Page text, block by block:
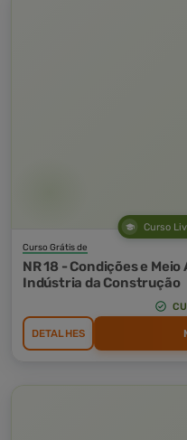
Curso
Curso Grátis de
NR 18 - Condições e
Indústria da Construção
DETALHES